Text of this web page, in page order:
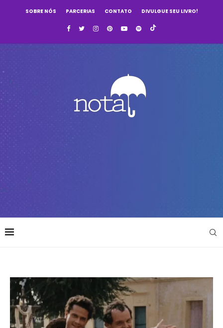
SOBRE NÓS PARCERIAS CONTATO DIVULGUE SEU LIVRO!